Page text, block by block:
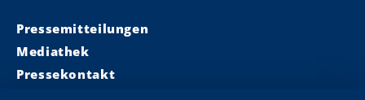
Pressemitteilungen
Mediathek
Pressekontakt